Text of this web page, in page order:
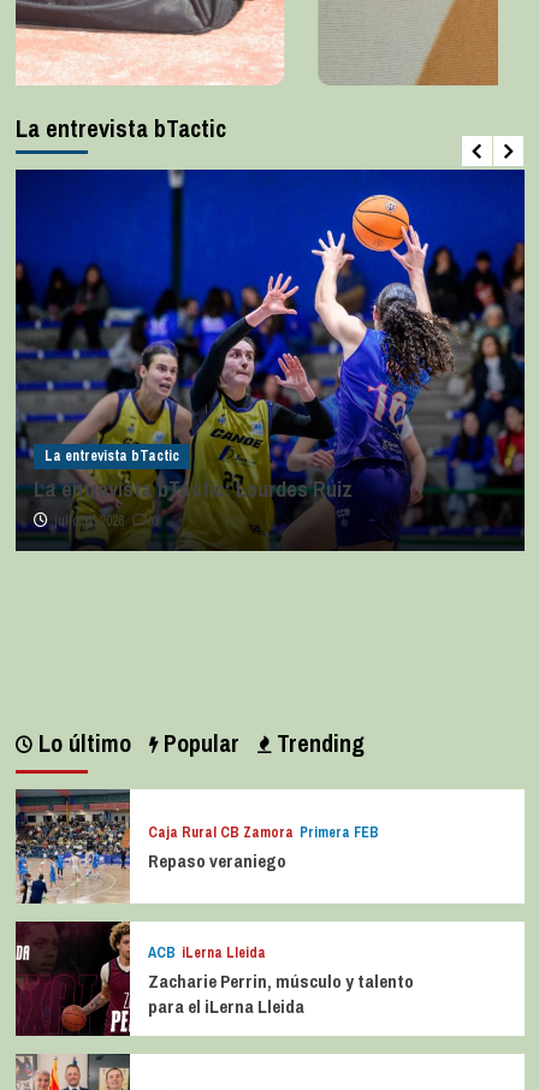
La entrevista bTactic
La entrevista bTactic
La entrevista bTactic: Lourdes Ruiz
julio 11, 2026 0
Lo último Popular Trending
Caja Rural CB Zamora Primera FEB
Repaso veraniego
ACB iLerna Lleida
Zacharie Perrin, músculo y talento
para el iLerna Lleida